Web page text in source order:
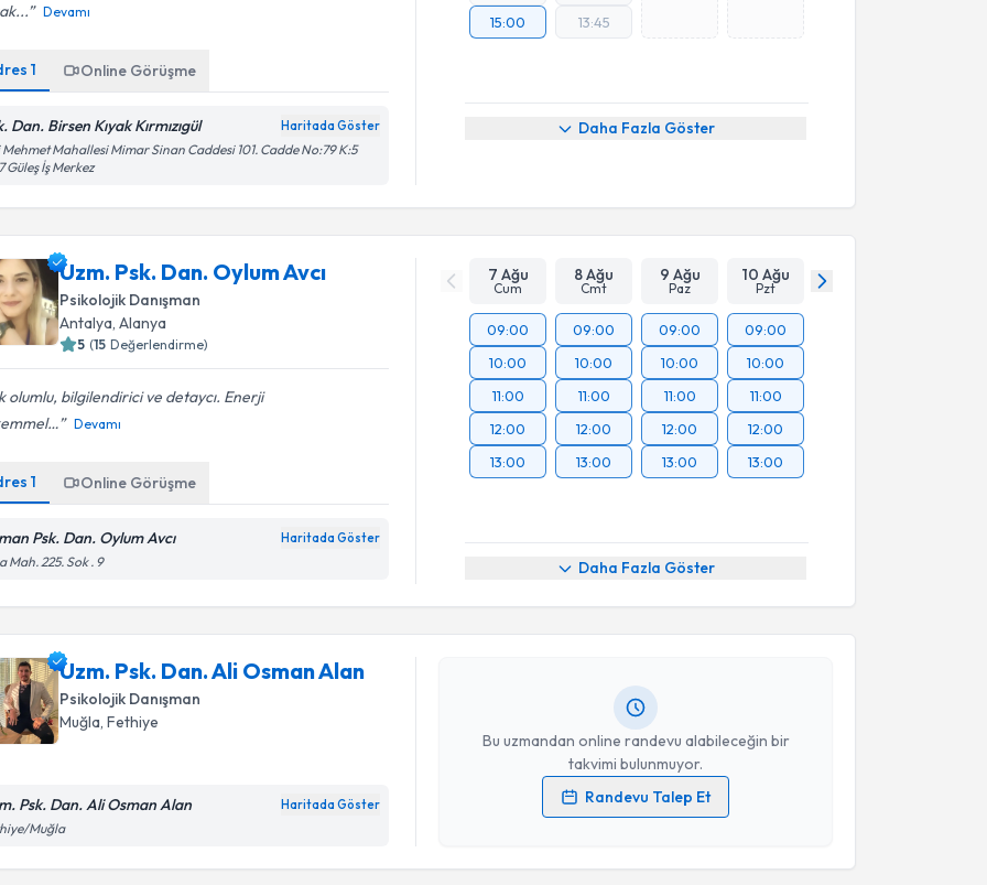
Devamı
1 Online Görüşme
Dan. Birsen Kıyak Kırmızıgül Haritada Göster
Mehmet Mahallesi Mimar Sinan Caddesi 101. Cadde No:79 K:5
Güleş İş Merkez
15:00
13:45
Daha Fazla Göster
Uzm. Psk. Dan. Oylum Avcı
Psikolojik Danışman
Antalya, Alanya
5 (15 Değerlendirme)
olumlu, bilgilendirici ve detaycı. Enerji
Devamı
1 Online Görüşme
Psk. Dan. Oylum Avcı Haritada Göster
Mah. 225. Sok . 9
7 Ağu
Cum
8 Ağu
Cmt
9 Ağu
Paz
10 Ağu
Pzt
09:00
10:00
11:00
12:00
13:00
09:00
10:00
11:00
12:00
13:00
09:00
10:00
11:00
12:00
13:00
09:00
10:00
11:00
12:00
13:00
Daha Fazla Göster
Uzm. Psk. Dan. Ali Osman Alan
Psikolojik Danışman
Muğla , Fethiye
Psk. Dan. Ali Osman Alan Haritada Göster
Muğla
Bu uzmandan online randevu alabileceğin bir
takvimi bulunmuyor.
Randevu Talep Et
Randevu Takvimi Talebi
Kişisel verilerimin işlenmesine ilişkinAydınlatma Metni